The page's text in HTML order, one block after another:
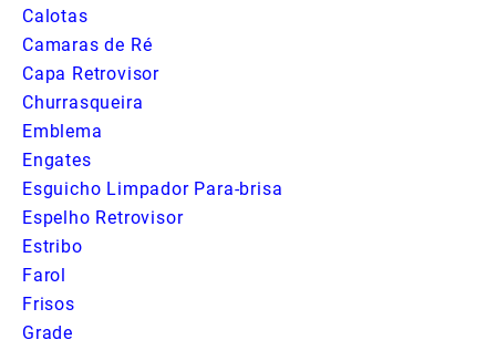
Calotas
Camaras de Ré
Capa Retrovisor
Churrasqueira
Emblema
Engates
Esguicho Limpador Para-brisa
Espelho Retrovisor
Estribo
Farol
Frisos
Grade